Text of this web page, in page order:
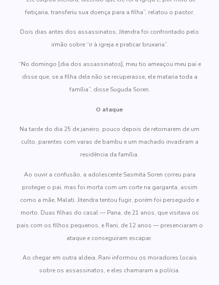
feitiçaria, transferiu sua doença para a filha”, relatou o pastor.
Dois dias antes dos assassinatos, Jitendra foi confrontado pelo
irmão sobre “ir à igreja e praticar bruxaria”.
“No domingo [dia dos assassinatos], meu tio ameaçou meu pai e
disse que, se a filha dele não se recuperasse, ele mataria toda a
família”, disse Suguda Soren.
O ataque
Na tarde do dia 25 de janeiro, pouco depois de retornarem de um
culto, parentes com varas de bambu e um machado invadiram a
residência da família.
Ao ouvir a confusão, a adolescente Sasmita Soren correu para
proteger o pai, mas foi morta com um corte na garganta, assim
como a mãe, Malati. Jitendra tentou fugir, porém foi perseguido e
morto. Duas filhas do casal — Pana, de 21 anos, que visitava os
pais com os filhos pequenos, e Rani, de 12 anos — presenciaram o
ataque e conseguiram escapar.
Ao chegar em outra aldeia, Rani informou os moradores locais
sobre os assassinatos, e eles chamaram a polícia.